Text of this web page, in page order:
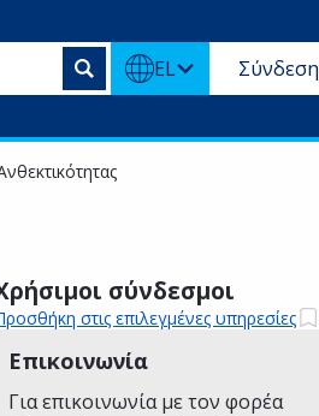
EL Σύνδεση
σύνδεσμοι
στις επιλεγμένες υπηρεσίες
Επικοινωνία
Για επικοινωνία με τον φορέα